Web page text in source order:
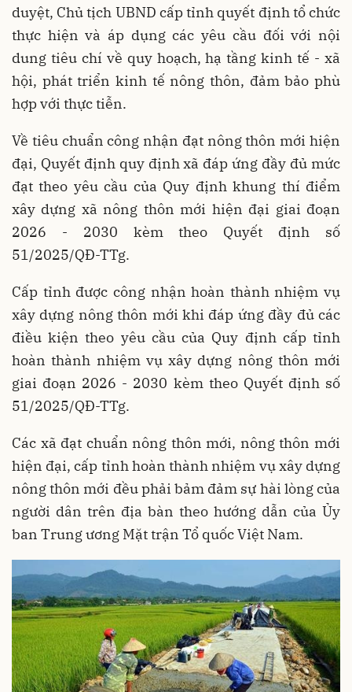
duyệt, Chủ tịch UBND cấp tỉnh quyết định tổ chức
thực hiện và áp dụng các yêu cầu đối với nội
dung tiêu chí về quy hoạch, hạ tầng kinh tế - xã
hội, phát triển kinh tế nông thôn, đảm bảo phù
hợp với thực tiễn.
Về tiêu chuẩn công nhận đạt nông thôn mới hiện
đại, Quyết định quy định xã đáp ứng đầy đủ mức
đạt theo yêu cầu của Quy định khung thí điểm
xây dựng xã nông thôn mới hiện đại giai đoạn
2026 - 2030 kèm theo Quyết định số
51/2025/QĐ-TTg.
Cấp tỉnh được công nhận hoàn thành nhiệm vụ
xây dựng nông thôn mới khi đáp ứng đầy đủ các
điều kiện theo yêu cầu của Quy định cấp tỉnh
hoàn thành nhiệm vụ xây dựng nông thôn mới
giai đoạn 2026 - 2030 kèm theo Quyết định số
51/2025/QĐ-TTg.
Các xã đạt chuẩn nông thôn mới, nông thôn mới
hiện đại, cấp tỉnh hoàn thành nhiệm vụ xây dựng
nông thôn mới đều phải bảm đảm sự hài lòng của
người dân trên địa bàn theo hướng dẫn của Ủy
ban Trung ương Mặt trận Tổ quốc Việt Nam.